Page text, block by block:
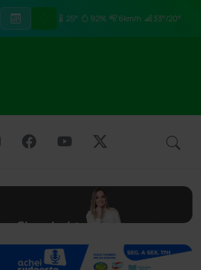
25° 92% 6km/h 33°/20°